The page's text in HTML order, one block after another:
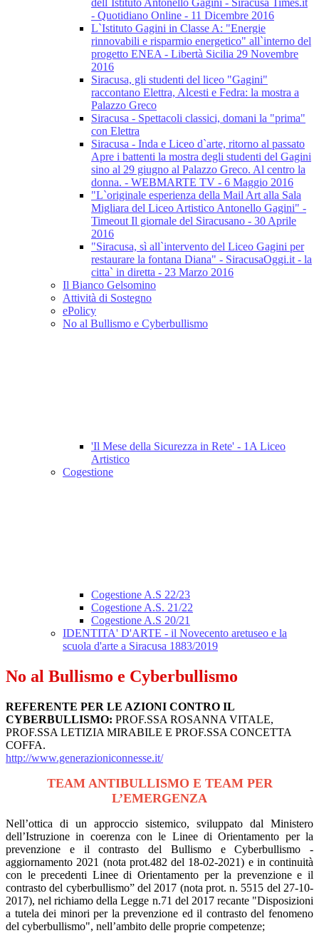
dell`Istituto Antonello Gagini - Siracusa Times.it
- Quotidiano Online - 11 Dicembre 2016
L`Istituto Gagini in Classe A: "Energie
rinnovabili e risparmio energetico" all`interno del
progetto ENEA - Libertà Sicilia 29 Novembre
2016
Siracusa, gli studenti del liceo "Gagini"
raccontano Elettra, Alcesti e Fedra: la mostra a
Palazzo Greco
Siracusa - Spettacoli classici, domani la "prima"
con Elettra
Siracusa - Inda e Liceo d`arte, ritorno al passato
Apre i battenti la mostra degli studenti del Gagini
sino al 29 giugno al Palazzo Greco. Al centro la
donna. - WEBMARTE TV - 6 Maggio 2016
"L`originale esperienza della Mail Art alla Sala
Migliara del Liceo Artistico Antonello Gagini" -
Timeout Il giornale del Siracusano - 30 Aprile
2016
"Siracusa, sì all`intervento del Liceo Gagini per
restaurare la fontana Diana" - SiracusaOggi.it - la
citta` in diretta - 23 Marzo 2016
Il Bianco Gelsomino
Attività di Sostegno
ePolicy
No al Bullismo e Cyberbullismo
'Il Mese della Sicurezza in Rete' - 1A Liceo
Artistico
Cogestione
Cogestione A.S 22/23
Cogestione A.S. 21/22
Cogestione A.S 20/21
IDENTITA' D'ARTE - il Novecento aretuseo e la
scuola d'arte a Siracusa 1883/2019
No al Bullismo e Cyberbullismo
REFERENTE PER LE AZIONI CONTRO IL
CYBERBULLISMO: PROF.SSA ROSANNA VITALE,
PROF.SSA LETIZIA MIRABILE E PROF.SSA CONCETTA
COFFA.
http://www.generazioniconnesse.it/
TEAM ANTIBULLISMO E TEAM PER
L’EMERGENZA
Nell’ottica di un approccio sistemico, sviluppato dal Ministero
dell’Istruzione in coerenza con le Linee di Orientamento per la
prevenzione e il contrasto del Bullismo e Cyberbullismo -
aggiornamento 2021 (nota prot.482 del 18-02-2021) e in continuità
con le precedenti Linee di Orientamento per la prevenzione e il
contrasto del cyberbullismo” del 2017 (nota prot. n. 5515 del 27-10-
2017), nel richiamo della Legge n.71 del 2017 recante "Disposizioni
a tutela dei minori per la prevenzione ed il contrasto del fenomeno
del cyberbullismo", nell’ambito delle proprie competenze;